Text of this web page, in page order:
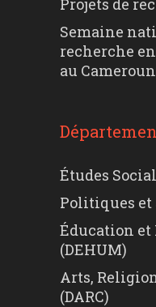
Projets de
Semaine
recherche
au Cameroun
Études
Politiques et
Éducation
(DEHUM)
Arts,
(DARC)